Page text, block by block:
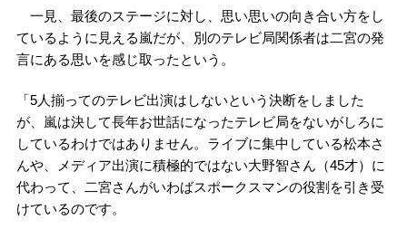
一見、最後のステージに対し、思い思いの向き合い方をし
ているように見える嵐だが、別のテレビ局関係者は二宮の発
言にある思いを感じ取ったという。
「5人揃ってのテレビ出演はしないという決断をしました
が、嵐は決して長年お世話になったテレビ局をないがしろに
しているわけではありません。ライブに集中している松本さ
んや、メディア出演に積極的ではない大野智さん（45才）に
代わって、二宮さんがいわばスポークスマンの役割を引き受
けているのです。